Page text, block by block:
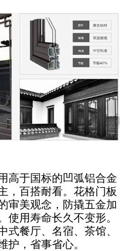
于国标的凹弧铝合金
，百搭耐看。花格门板
审美观念，防撬五金加
使用寿命长久不变形。
式餐厅、名宿、茶馆、
护，省事省心。